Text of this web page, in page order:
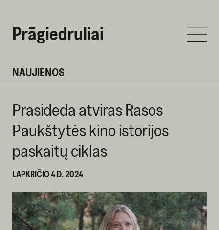
Prãgiedruliai
NAUJIENOS
Prasideda atviras Rasos
Paukštytės kino istorijos
paskaitų ciklas
LAPKRIČIO 4 D. 2024